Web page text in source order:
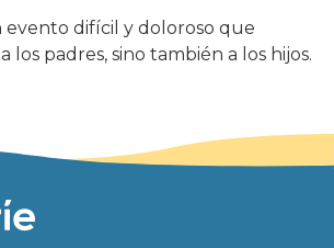
evento difícil y doloroso que
los padres, sino también a los hijos.